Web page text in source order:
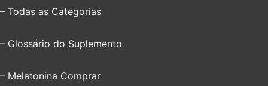
– Todas as Categorias
– Glossário do Suplemento
– Melatonina Comprar